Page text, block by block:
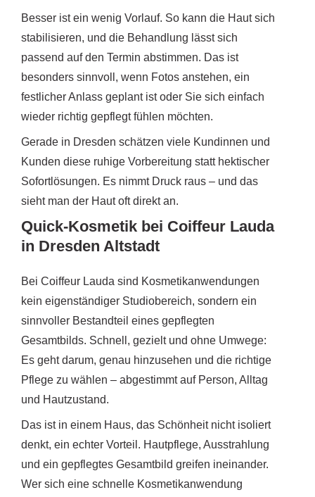
Besser ist ein wenig Vorlauf. So kann die Haut sich
stabilisieren, und die Behandlung lässt sich
passend auf den Termin abstimmen. Das ist
besonders sinnvoll, wenn Fotos anstehen, ein
festlicher Anlass geplant ist oder Sie sich einfach
wieder richtig gepflegt fühlen möchten.
Gerade in Dresden schätzen viele Kundinnen und
Kunden diese ruhige Vorbereitung statt hektischer
Sofortlösungen. Es nimmt Druck raus – und das
sieht man der Haut oft direkt an.
Quick-Kosmetik bei Coiffeur Lauda
in Dresden Altstadt
Bei Coiffeur Lauda sind Kosmetikanwendungen
kein eigenständiger Studiobereich, sondern ein
sinnvoller Bestandteil eines gepflegten
Gesamtbilds. Schnell, gezielt und ohne Umwege:
Es geht darum, genau hinzusehen und die richtige
Pflege zu wählen – abgestimmt auf Person, Alltag
und Hautzustand.
Das ist in einem Haus, das Schönheit nicht isoliert
denkt, ein echter Vorteil. Hautpflege, Ausstrahlung
und ein gepflegtes Gesamtbild greifen ineinander.
Wer sich eine schnelle Kosmetikanwendung